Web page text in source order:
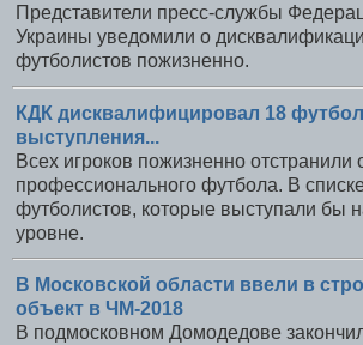
Представители пресс-службы
Украины уведомили о
футболистов пожизненно.
КДК дисквалифицировал 18
выступления...
Всех игроков пожизненно отстранили
профессионального футбола. В
футболистов, которые выступали бы
уровне.
В Московской области ввели в
объект в ЧМ-2018
В подмосковном Домодедове